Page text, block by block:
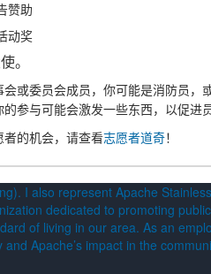
赞助
动奖
。
会或委员会成员，你可能是消防员
的参与可能会激发一些东西，以促
者的机会，请查看志愿者道奇！
I also represent Apache
dedicated to promoting
of living in our area. As an
and Apache’s impact in the